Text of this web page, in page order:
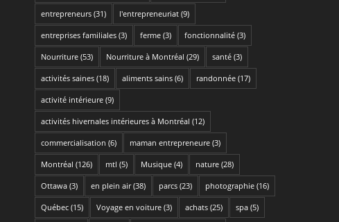
entrepreneurs (31) l'entrepreneuriat (9)
entreprises familiales (3) ferme (3) fonctionnalité (3)
Nourriture (53) Nourriture à Montréal (29) santé (3)
activités saines (18) aliments sains (6) randonnée (17)
activité intérieure (9)
activités hivernales intérieures à Montréal (12)
commercialisation (6) maman entrepreneure (3)
Montréal (126) mtl (5) Musique (4) nature (28)
Ottawa (3) en plein air(38) parcs (23) photographie (16)
Québec (15) Voyage en voiture (3) achats (25) spa (5)